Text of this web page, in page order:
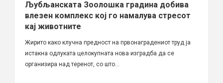
Љубљанската Зоолошка градина добива
влезен комплекс кој го намалува стресот
кај животните
Жирито како клучна предност на првонаградениот труд ја
истакна одлуката целокупната нова изградба да се
организира над теренот, со што...